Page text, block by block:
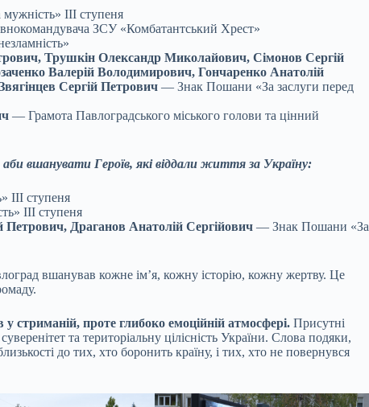
ІІІ ступеня
ЗСУ «Комбатантський Хрест»
Трушкін Олександр Миколайович, Сімонов Сергій
Валерій Володимирович, Гончаренко Анатолій
Сергій Петрович — Знак Пошани «За заслуги перед
— Грамота Павлоградського міського голови та цінний
вшанувати Героїв, які віддали життя за Україну:
ступеня
ІІІ ступеня
Драганов Анатолій Сергійович — Знак Пошани «За
вшанував кожне ім’я, кожну історію, кожну жертву. Це
стриманій, проте глибоко емоційній атмосфері. Присутні
та територіальну цілісність України. Слова подяки,
до тих, хто боронить країну, і тих, хто не повернувся